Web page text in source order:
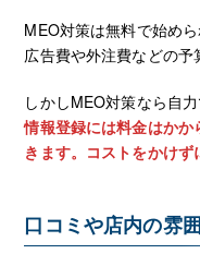
MEO対策は無料で始め
広告費や外注費などの予
しかしMEO対策なら自
情報登録には料金はか
きます。コストをかけず
口コミや店内の雰